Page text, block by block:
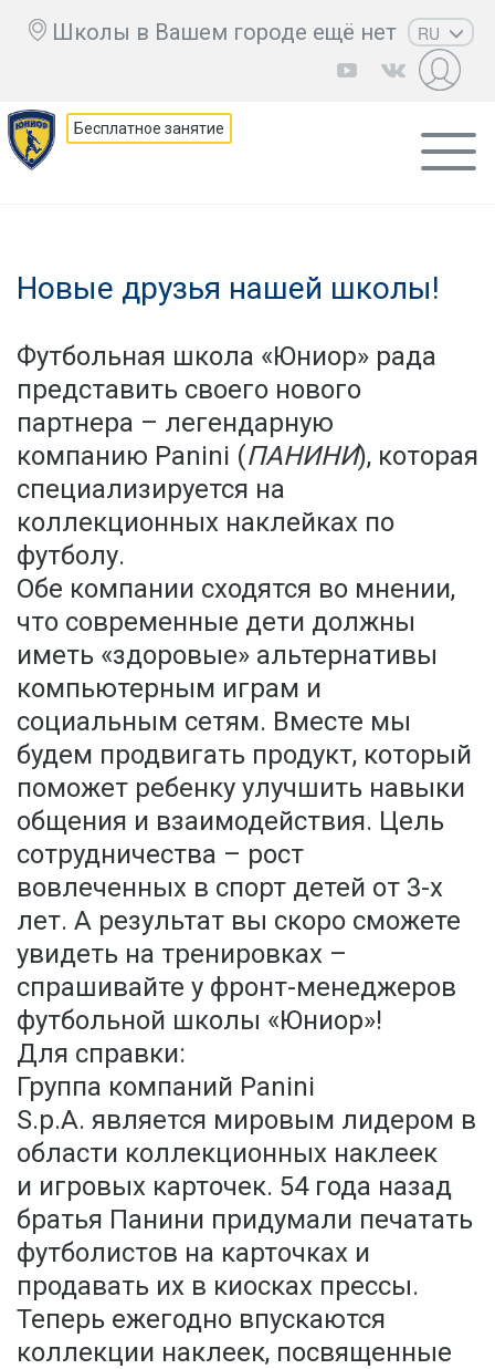
Школы в Вашем городе ещё нет
RU
EN
KZ
AZ
Бесплатное занятие
Новые друзья нашей школы!
Футбольная школа «Юниор» рада
представить своего нового
партнера – легендарную
компанию Panini (ПАНИНИ), которая
специализируется на
коллекционных наклейках по
футболу.
Обе компании сходятся во мнении,
что современные дети должны
иметь «здоровые» альтернативы
компьютерным играм и
социальным сетям. Вместе мы
будем продвигать продукт, который
поможет ребенку улучшить навыки
общения и взаимодействия. Цель
сотрудничества – рост
вовлеченных в спорт детей от 3-х
лет. А результат вы скоро сможете
увидеть на тренировках –
спрашивайте у фронт-менеджеров
футбольной школы «Юниор»!
Для справки:
Группа компаний Panini
S.p.A. является мировым лидером в
области коллекционных наклеек
и игровых карточек. 54 года назад
братья Панини придумали печатать
футболистов на карточках и
продавать их в киосках прессы.
Теперь ежегодно впускаются
коллекции наклеек, посвященные